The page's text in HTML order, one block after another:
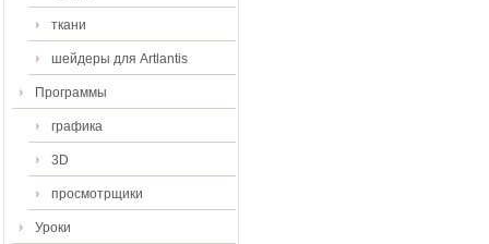
ткани
шейдеры для Artlantis
Программы
графика
3D
просмотрщики
Уроки